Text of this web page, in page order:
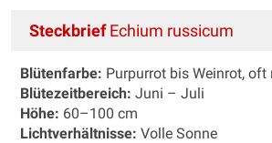
SteckbriefEchium russicum
Blütenfarbe: Purpurrot bis Weinrot,
Blütezeitbereich: Juni – Juli
Höhe: 60–100 cm
Lichtverhältnisse: Volle Sonne